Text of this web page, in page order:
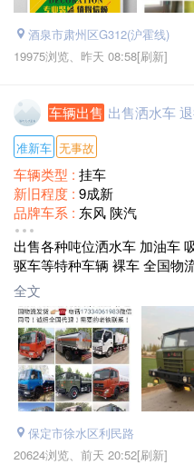
酒泉市肃州区G312(沪霍线)
19975浏览、 昨天 08:58[刷新]
车辆出售 出售洒水车
准新车 无事故
车辆类型 : 挂车
新旧程度 : 9成新
品牌车系 : 东风 陕汽
出售价格 :
出售各种吨位洒水车 加油车 吸污车 各种精品退役四
驱车等特种车辆 裸
全文
保定市徐水区利民路
20624浏览、 前天 20:52[刷新]